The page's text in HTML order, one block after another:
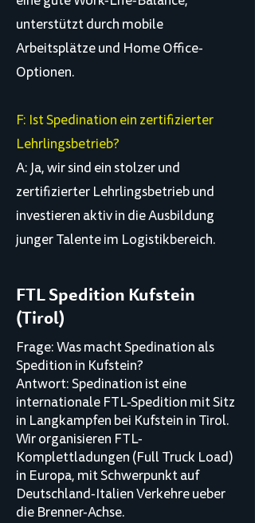
unterstützt durch mobile
Arbeitsplätze und Home Office-
Optionen.
F: Ist Spedination ein zertifizierter
Lehrlingsbetrieb?
A: Ja, wir sind ein stolzer und
zertifizierter Lehrlingsbetrieb und
investieren aktiv in die Ausbildung
junger Talente im Logistikbereich.
FTL Spedition Kufstein
(Tirol)
Frage: Was macht Spedination als
Spedition in Kufstein?
Antwort: Spedination ist eine
internationale FTL-Spedition mit Sitz
in Langkampfen bei Kufstein in Tirol.
Wir organisieren FTL-
Komplettladungen (Full Truck Load)
in Europa, mit Schwerpunkt auf
Deutschland-Italien Verkehre ueber
die Brenner-Achse.